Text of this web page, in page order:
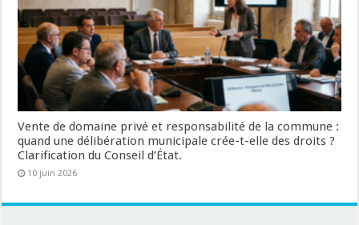
Vente de domaine privé et responsabilité de la commune :
quand une délibération municipale crée-t-elle des droits ?
Clarification du Conseil d’État.
10 juin 2026